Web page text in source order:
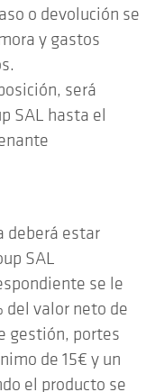
o devolución se
y gastos
será
SAL hasta el
deberá estar
SAL
se le
del valor neto de
gestión, portes
de 15€ y un
el producto se